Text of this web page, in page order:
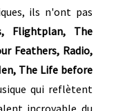
ils n'ont pas
Flightplan, The
Feathers, Radio,
The Life before
qui reflètent
incroyable du